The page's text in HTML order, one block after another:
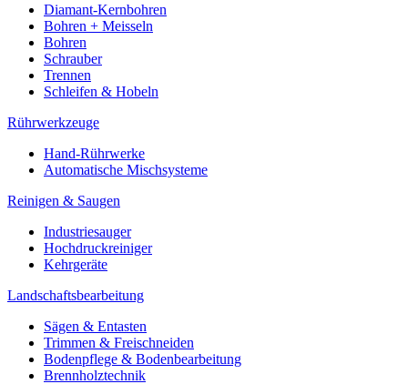
Diamant-Kernbohren
Bohren + Meisseln
Bohren
Schrauber
Trennen
Schleifen & Hobeln
Rührwerkzeuge
Hand-Rührwerke
Automatische Mischsysteme
Reinigen & Saugen
Industriesauger
Hochdruckreiniger
Kehrgeräte
Landschaftsbearbeitung
Sägen & Entasten
Trimmen & Freischneiden
Bodenpflege & Bodenbearbeitung
Brennholztechnik